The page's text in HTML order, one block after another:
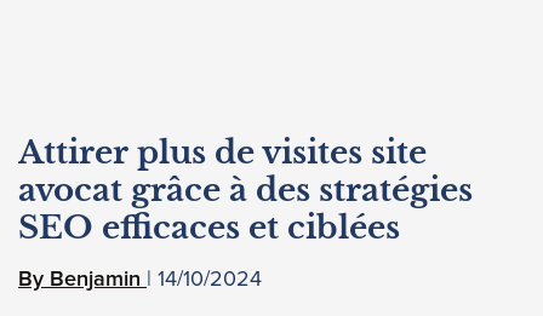
Attirer plus de visites site
avocat grâce à des stratégies
SEO efficaces et ciblées
Benjamin 14/10/2024